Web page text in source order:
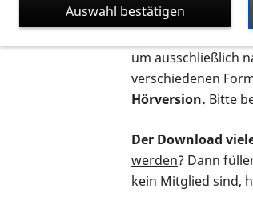
Auf dieser Seite
um ausschließlich
verschiedenen
Hörversion. Bitte
Der Download
werden? Dann
kein Mitglied sind,
Auswahl bestätigen